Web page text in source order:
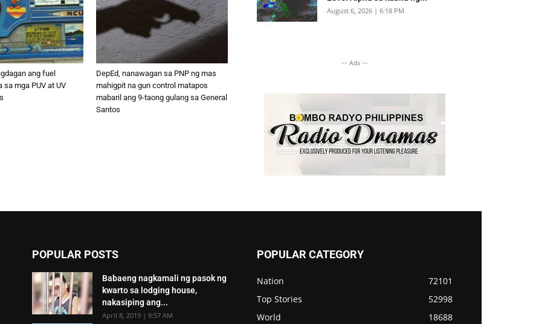
ang fuel
sa mga PUV at UV
DepEd, nanawagan sa PNP ng mas
mahigpit na gun control matapos
mabaril ang 9-taong gulang sa General
Santos
August 6, 2026 | 6:18 PM
-- Ads --
POPULAR POSTS
Babaeng nagkamali ng pasok ng
kwarto sa lodging house,
nakasiping ang...
April 8, 2019 | 9:57 AM
POPULAR CATEGORY
Nation
72101
Top Stories
52998
World
18688